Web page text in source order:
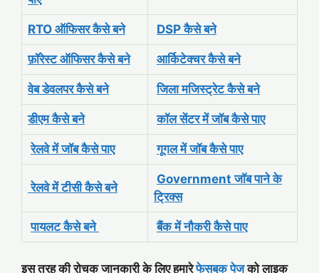
RTO ऑफिसर कैसे बने DSP कैसे बने
फ़ॉरेस्ट ऑफिसर कैसे बने आर्किटेक्चर कैसे बने
वेब डेवलपर कैसे बने जिला मजिस्ट्रेट कैसे बने
डीएम कैसे बने कॉल सेंटर में जॉब कैसे पाए
रेलवे में जॉब कैसे पाए गूगल में जॉब कैसे पाए
रेलवे में टीसी कैसे बने
Government जॉब पाने के
ट्रिक्स
पायलट कैसे बने बैंक में नौकरी कैसे पाए
इस तरह की रोचक जानकारी के लिए हमारेफेसबुक पेजको लाइक